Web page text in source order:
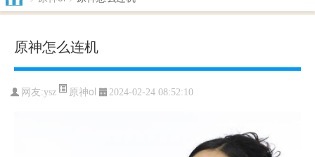
原神怎么连机
网友:ysz 原神ol 2024-02-24 08:52:10